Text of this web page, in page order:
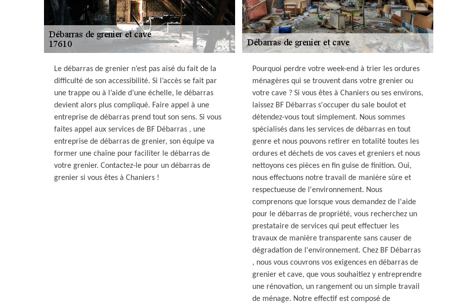
Le débarras de grenier n’est pas aisé du fait de la
difficulté de son accessibilité. Si l’accès se fait par
une trappe ou à l’aide d’une échelle, le débarras
devient alors plus compliqué. Faire appel à une
entreprise de débarras prend tout son sens. Si vous
faites appel aux services de BF Débarras , une
entreprise de débarras de grenier, son équipe va
former une chaîne pour faciliter le débarras de
votre grenier. Contactez-le pour un débarras de
grenier si vous êtes à Chaniers !
Pourquoi perdre votre week-end à trier les ordures
ménagères qui se trouvent dans votre grenier ou
votre cave ? Si vous êtes à Chaniers ou ses environs,
laissez BF Débarras s'occuper du sale boulot et
détendez-vous tout simplement. Nous sommes
spécialisés dans les services de débarras en tout
genre et nous pouvons retirer en totalité toutes les
ordures et déchets de vos caves et greniers et nous
nettoyons ces pièces en fin guise de finition. Oui,
nous effectuons notre travail de manière sûre et
respectueuse de l'environnement. Nous
comprenons que lorsque vous demandez de l'aide
pour le débarras de propriété, vous recherchez un
prestataire de services qui peut effectuer les
travaux de manière transparente sans causer de
dégradation de l'environnement. Chez BF Débarras
, nous vous couvrons vos exigences en débarras de
grenier et cave, que vous souhaitiez y entreprendre
une rénovation, un rangement ou un simple travail
de ménage. Notre effectif est composé de